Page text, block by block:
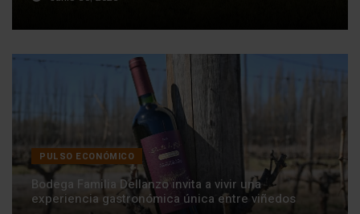
PULSO ECONÓMICO
Bodega Familia Dellanzo invita a vivir una
experiencia gastronómica única entre viñedos